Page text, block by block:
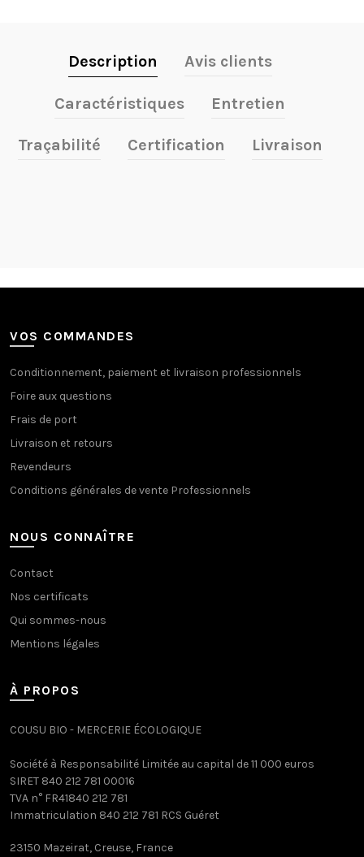
Description Avis clients
Caractéristiques Entretien
Traçabilité Certification Livraison
VOS COMMANDES
Conditionnement, paiement et livraison professionnels
Foire aux questions
Frais de port
Livraison et retours
Revendeurs
Conditions générales de vente Professionnels
NOUS CONNAÎTRE
Contact
Nos certificats
Qui sommes-nous
Mentions légales
À PROPOS
COUSU BIO - MERCERIE ÉCOLOGIQUE
Société à Responsabilité Limitée au capital de 11 000 euros
SIRET 840 212 781 00016
TVA n° FR41840 212 781
Immatriculation 840 212 781 RCS Guéret
23150 Mazeirat, Creuse, France